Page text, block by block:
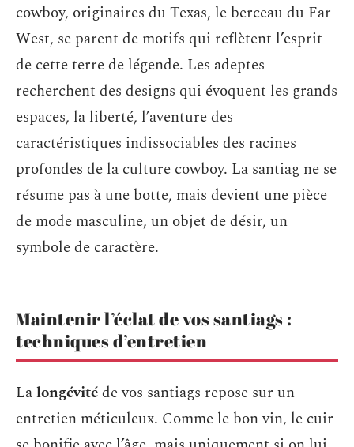
cowboy, originaires du Texas, le berceau du Far
West, se parent de motifs qui reflètent l’esprit
de cette terre de légende. Les adeptes
recherchent des designs qui évoquent les grands
espaces, la liberté, l’aventure des
caractéristiques indissociables des racines
profondes de la culture cowboy. La santiag ne se
résume pas à une botte, mais devient une pièce
de mode masculine, un objet de désir, un
symbole de caractère.
Maintenir l’éclat de vos santiags :
techniques d’entretien
Lalongévitéde vos santiags repose sur un
entretien méticuleux. Comme le bon vin, le cuir